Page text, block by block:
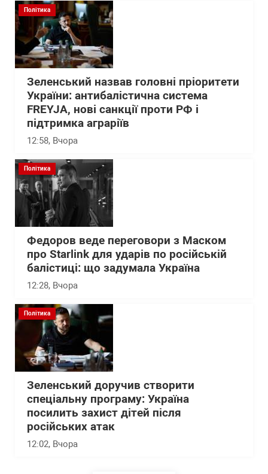
Політика
Зеленський назвав головні пріоритети
України: антибалістична система
FREYJA, нові санкції проти РФ і
підтримка аграріїв
12:58, Вчора
Політика
Федоров веде переговори з Маском
про Starlink для ударів по російській
балістиці: що задумала Україна
12:28, Вчора
Політика
Зеленський доручив створити
спеціальну програму: Україна
посилить захист дітей після
російських атак
12:02, Вчора